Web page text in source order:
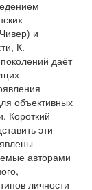
и
К.
даёт
объективных
Короткий
эти
авторами
личности